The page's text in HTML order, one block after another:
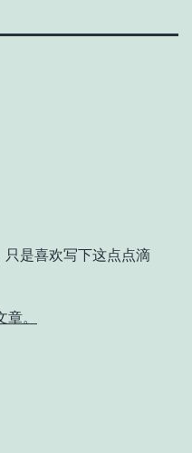
只是喜欢写下这点点滴
。